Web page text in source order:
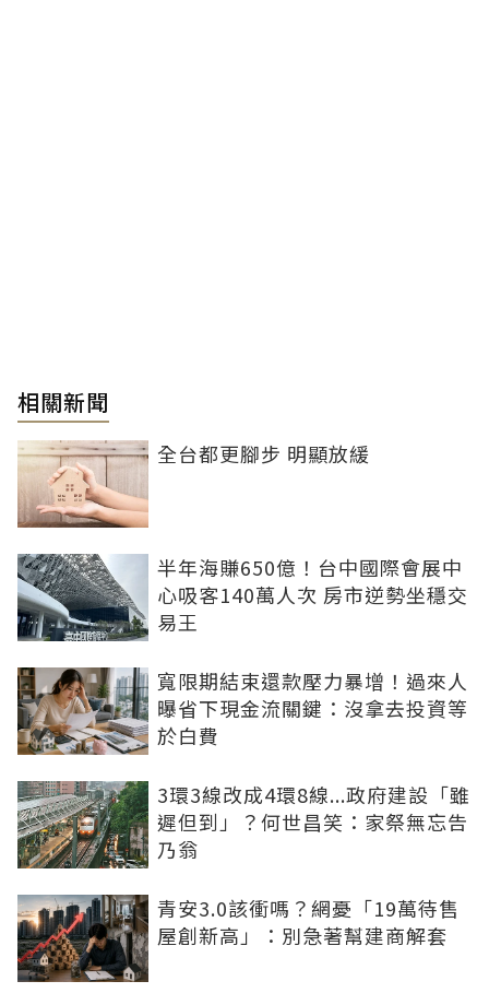
相關新聞
全台都更腳步 明顯放緩
半年海賺650億！台中國際會展中
心吸客140萬人次 房市逆勢坐穩交
易王
寬限期結束還款壓力暴增！過來人
曝省下現金流關鍵：沒拿去投資等
於白費
3環3線改成4環8線...政府建設「雖
遲但到」？何世昌笑：家祭無忘告
乃翁
青安3.0該衝嗎？網憂「19萬待售
屋創新高」：別急著幫建商解套